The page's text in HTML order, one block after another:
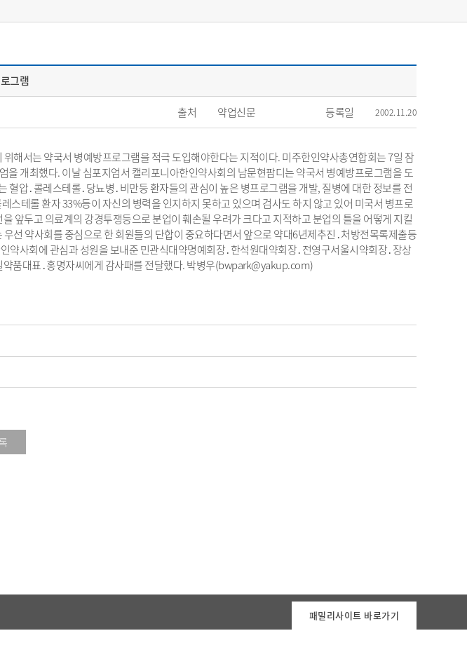
그램
출처 약업신문 등록일 2002.11.20
해서는 약국서 병예방프로그램을 적극 도입해야한다는 지적이다. 미주한인약사총연합회는 7일 잠
개최했다. 이날 심포지엄서 캘리포니아한인약사회의 남문현팜디는 약국서 병예방프로그램을 도
압․콜레스테롤․당뇨병․비만등 환자들의 관심이 높은 병프로그램을 개발, 질병에 대한 정보를 전
테롤 환자 33%등이 자신의 병력을 인지하지 못하고 있으며 검사도 하지 않고 있어 미국서 병프로
앞두고 의료계의 강경투쟁등으로 분업이 훼손될 우려가 크다고 지적하고 분업의 틀을 어떻게 지킬
선 약사회를 중심으로 한 회원들의 단합이 중요하다면서 앞으로 약대6년제추진․처방전목록제출등
사회에 관심과 성원을 보내준 민관식대약명예회장․한석원대약회장․전영구서울시약회장․장상
품대표․홍명자씨에게 감사패를 전달했다. 박병우(bwpark@yakup.com)
패밀리사이트 바로가기